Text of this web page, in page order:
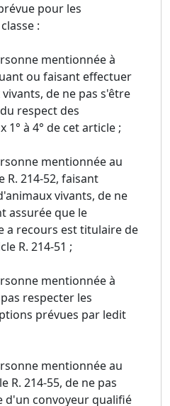
pour les
:
mentionnée à
ou faisant effectuer
de ne pas s'être
respect des
à 4° de cet article ;
mentionnée au
R. 214-52, faisant
vivants, de ne
assurée que le
a recours est titulaire de
R. 214-51 ;
mentionnée à
respecter les
prévues par ledit
mentionnée au
R. 214-55, de ne pas
d'un convoyeur qualifié